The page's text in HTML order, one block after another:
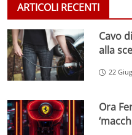
ARTICOLI RECENTI
Cavo
alla
22
Ora